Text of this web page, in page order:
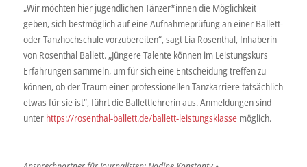
„Wir möchten hier jugendlichen Tänzer*innen die Möglichkeit
geben, sich bestmöglich auf eine Aufnahmeprüfung an einer Ballett-
oder Tanzhochschule vorzubereiten“, sagt Lia Rosenthal, Inhaberin
von Rosenthal Ballett. „Jüngere Talente können im Leistungskurs
Erfahrungen sammeln, um für sich eine Entscheidung treffen zu
können, ob der Traum einer professionellen Tanzkarriere tatsächlich
etwas für sie ist“, führt die Ballettlehrerin aus. Anmeldungen sind
unter https://rosenthal-ballett.de/ballett-leistungsklassemöglich.